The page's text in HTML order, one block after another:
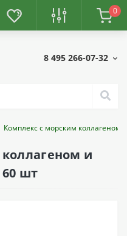
0
8 495 266-07-32
Комплекс с морским коллагеном
и
шт